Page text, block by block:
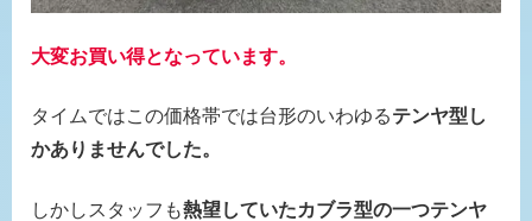
大変お買い得となっています。
タイムではこの価格帯では台形のいわゆるテンヤ型し
かありませんでした。
しかしスタッフも熱望していたカブラ型の一つテンヤ